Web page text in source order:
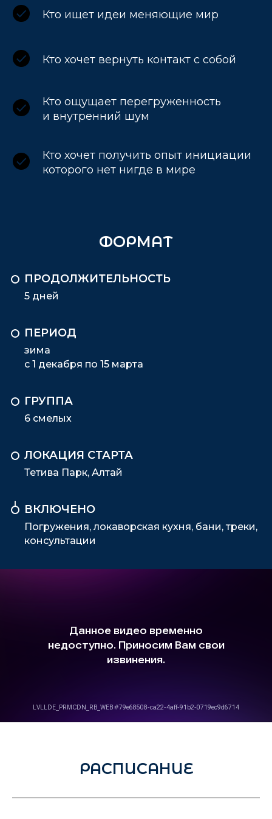
Кто ищет идеи меняющие мир
Кто хочет вернуть контакт с собой
Кто ощущает перегруженность
и внутренний шум
Кто хочет получить опыт инициации
которого нет нигде в мире
ФОРМАТ
ПРОДОЛЖИТЕЛЬНОСТЬ
5 дней
ПЕРИОД
зима
с 1 декабря по 15 марта
ГРУППА
6 смелых
ЛОКАЦИЯ СТАРТА
Тетива Парк, Алтай
ВКЛЮЧЕНО
Погружения, локаворская кухня, бани, треки,
консультации
РАСПИСАНИЕ